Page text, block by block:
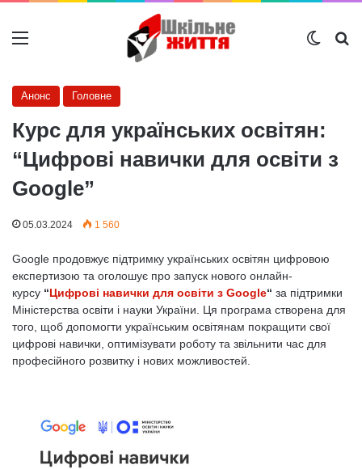
Меню
Анонс Головне
Курс для українських освітян:
“Цифрові навички для освіти з
Google”
05.03.2024 1 560
Google продовжує підтримку українських освітян цифровою
експертизою та оголошує про запуск нового онлайн-
курсу “Цифрові навички для освіти з Google“ за підтримки
Міністерства освіти і науки України. Ця програма створена для
того, щоб допомогти українським освітянам покращити свої
цифрові навички, оптимізувати роботу та звільнити час для
професійного розвитку і нових можливостей.